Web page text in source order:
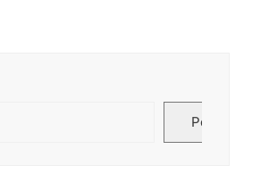
Pesquisar